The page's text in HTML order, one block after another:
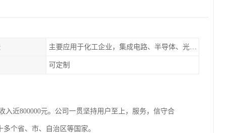
主要应用于化工企业，集成电路、半导体、光伏电池
可定制
入近800000元。公司一贯坚持用户至上，服务，信守合
个省、市、自治区等国家。